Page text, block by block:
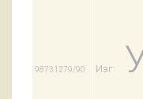
98731279/90 Изг: